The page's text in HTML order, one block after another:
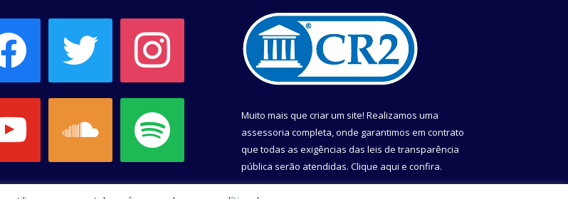
Muito mais que criar um site! Realizamos uma
assessoria completa, onde garantimos em contrato
que todas as exigências das leis de transparência
pública serão atendidas. Clique aqui e confira.